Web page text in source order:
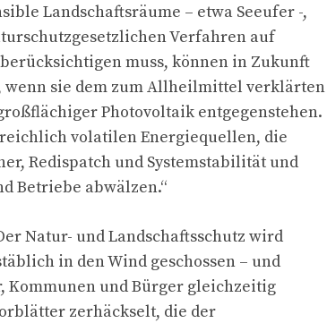
Landschaftsräume – etwa Seeufer -,
Verfahren auf
muss, können in Zukunft
wenn sie dem zum Allheilmittel verklärten
Photovoltaik entgegenstehen.
volatilen Energiequellen, die
Redispatch und Systemstabilität und
Betriebe abwälzen.“
Natur- und Landschaftsschutz wird
in den Wind geschossen – und
Kommunen und Bürger gleichzeitig
zerhäckselt, die der